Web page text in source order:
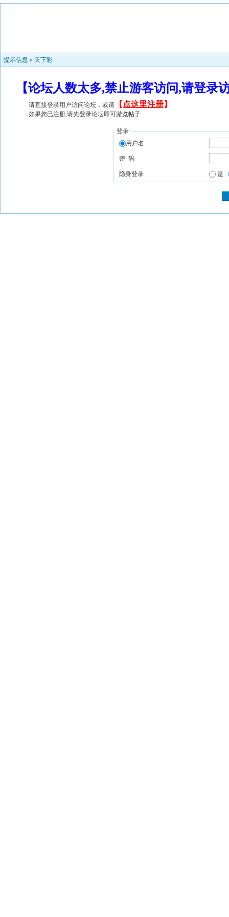
提示信息 » 天下彩
【论坛人数太多,禁止游客访问,请登
请直接登录用户访问论坛，或请 【 点这里注册】
如果您已注册,请先登录论坛即可游览帖子
登录
用户名
密 码
隐身登录 是